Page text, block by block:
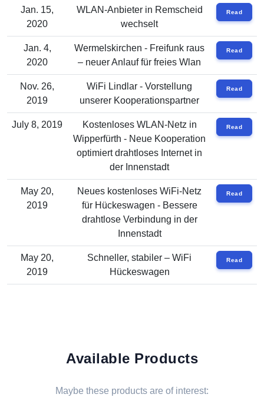
Jan. 15,
2020
WLAN-Anbieter in Remscheid
wechselt
Read
Jan. 4,
2020
Wermelskirchen - Freifunk raus
– neuer Anlauf für freies Wlan
Read
Nov. 26,
2019
WiFi Lindlar - Vorstellung
unserer Kooperationspartner
Read
July 8, 2019
Kostenloses WLAN-Netz in
Wipperfürth - Neue Kooperation
optimiert drahtloses Internet in
der Innenstadt
Read
May 20,
2019
Neues kostenloses WiFi-Netz
für Hückeswagen - Bessere
drahtlose Verbindung in der
Innenstadt
Read
May 20,
2019
Schneller, stabiler – WiFi
Hückeswagen
Read
Available Products
Maybe these products are of interest: